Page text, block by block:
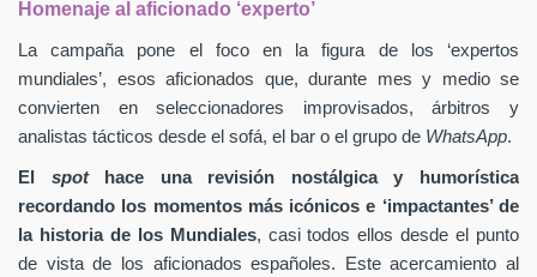
Homenaje al aficionado ‘experto’
La campaña pone el foco en la figura de los ‘expertos
mundiales’, esos aficionados que, durante mes y medio se
convierten en seleccionadores improvisados, árbitros y
analistas tácticos desde el sofá, el bar o el grupo de WhatsApp.
El spothace una revisión nostálgica y humorística
recordando los momentos más icónicos e ‘impactantes’ de
la historia de los Mundiales, casi todos ellos desde el punto
de vista de los aficionados españoles. Este acercamiento al